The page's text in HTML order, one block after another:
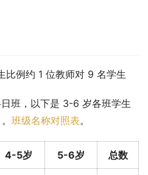
比例约 1 位教师对 9 名学生
班，以下是 3-6 岁各班学生
班级名称对照表。
4-5岁 5-6岁 总数